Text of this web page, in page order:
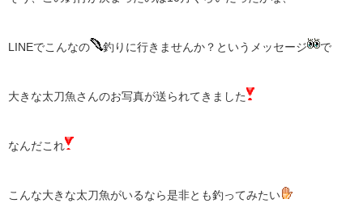
LINEでこんなの 釣りに行きませんか？というメッセージ で
大きな太刀魚さんのお写真が送られてきました
なんだこれ
こんな大きな太刀魚がいるなら是非とも釣ってみたい